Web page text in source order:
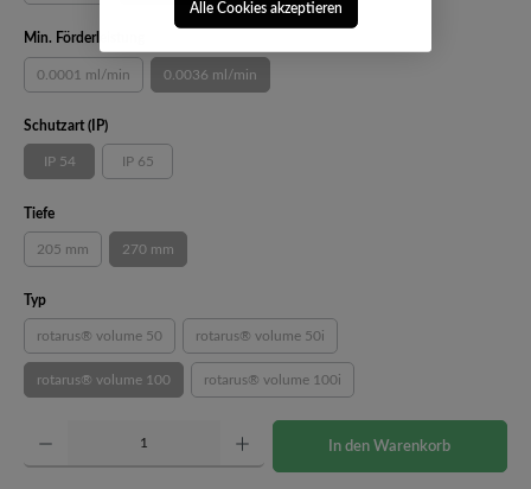
Min. Förderleistung
0.0001 ml/min(Diese Option ist zurzeit nicht verfügbar.)
0.0036 ml/min(Diese Option ist zurzeit nicht verfügbar.)
Schutzart (IP)auswählen
IP 54(Diese Option ist zurzeit nicht verfügbar.)
IP 65(Diese Option ist zurzeit nicht verfügbar.)
Tiefeauswählen
205 mm(Diese Option ist zurzeit nicht verfügbar.)
270 mm(Diese Option ist zurzeit nicht verfügbar.)
Typauswählen
rotarus® volume 50(Diese Option ist zurzeit nicht verfügbar.)
rotarus® volume 50i(Diese Option ist zurzeit nicht verfügbar.)
rotarus® volume 100(Diese Option ist zurzeit nicht verfügbar.)
rotarus® volume 100i(Diese Option ist zurzeit nicht verfügbar.)
Produkt Anzahl: Gib den gewünschten Wert ein oder benutze die Schaltflächen um die
In den Warenkorb
Alle Cookies akzeptieren